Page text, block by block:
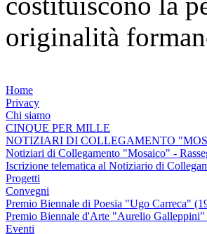
originalità
Home
Privacy
Chi siamo
CINQUE PER MILLE
NOTIZIARI DI COLLEGAMENTO
Notiziari di Collegamento "Mosaico" -
Iscrizione telematica al Notiziario di
Progetti
Convegni
Premio Biennale di Poesia "Ugo Carreca"
Premio Biennale d'Arte "Aurelio Galleppini"
Eventi